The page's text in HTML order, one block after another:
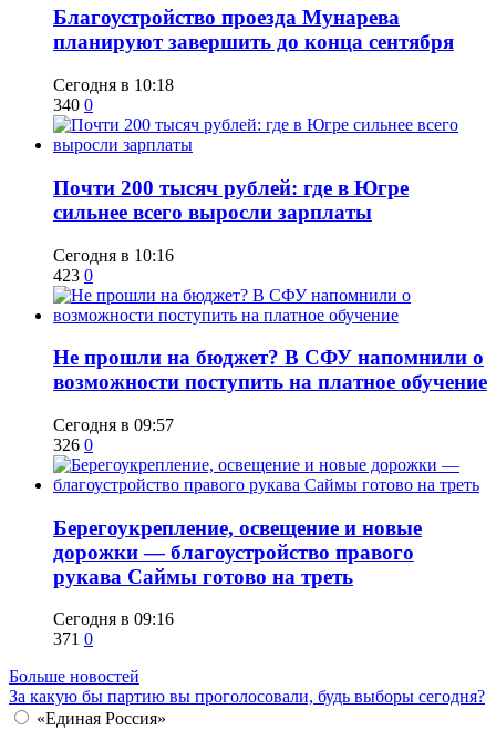
Благоустройство проезда Мунарева
планируют завершить до конца сентября
Сегодня в 10:18
340 0
​Почти 200 тысяч рублей: где в Югре
сильнее всего выросли зарплаты
Сегодня в 10:16
423 0
Не прошли на бюджет? В СФУ напомнили о
возможности поступить на платное обучение
Сегодня в 09:57
326 0
Берегоукрепление, освещение и новые
дорожки — благоустройство правого
рукава Саймы готово на треть
Сегодня в 09:16
371 0
Больше новостей
За какую бы партию вы проголосовали, будь выборы сегодня?
«Единая Россия»